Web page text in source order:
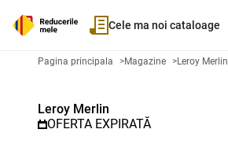
Cele ma noi cataloage
Catalog
Pagina principala >Magazine >Leroy Merlin
Leroy Merlin
OFERTA EXPIRATĂ